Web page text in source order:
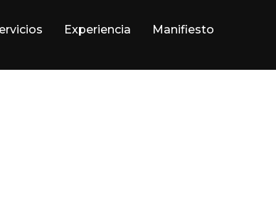
Experiencia Manifiesto